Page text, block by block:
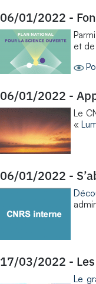
06/01/2022 -
et de
06/01/2022 -
​Le
«
06/01/2022 -
17/03/2022 -
Le